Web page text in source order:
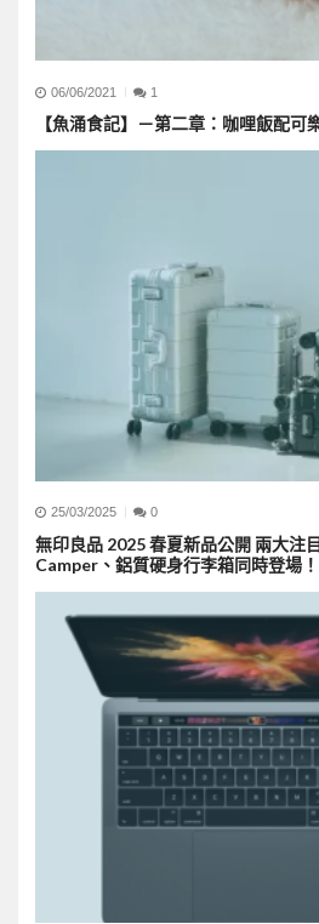
06/06/2021 1
【魚涌食記】－第二章：咖哩飯配可
25/03/2025 0
無印良品 2025 春夏新品公開 兩大注
Camper、鋁質硬身行李箱同時登場！